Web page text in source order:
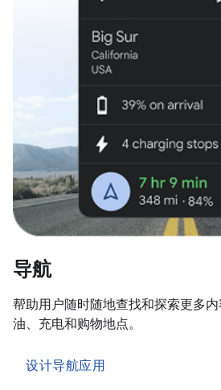
导航
帮助用户随时随地查找和探索更多
油、充电和购物地点。
设计导航应用